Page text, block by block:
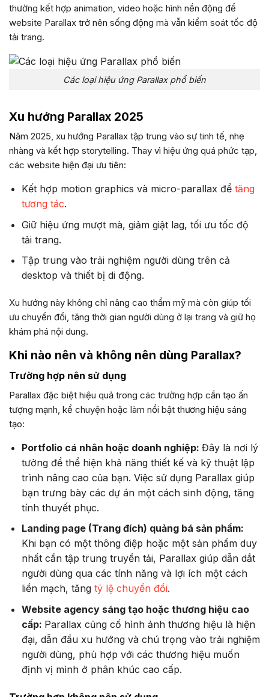
thường kết hợp animation, video hoặc hình nền động để
website Parallax trở nên sống động mà vẫn kiểm soát tốc độ
tải trang.
Các loại hiệu ứng Parallax phổ biến
Xu hướng Parallax 2025
Năm 2025, xu hướng Parallax tập trung vào sự tinh tế, nhẹ
nhàng và kết hợp storytelling. Thay vì hiệu ứng quá phức tạp,
các website hiện đại ưu tiên:
Kết hợp motion graphics và micro-parallax để tăng
tương tác.
Giữ hiệu ứng mượt mà, giảm giật lag, tối ưu tốc độ
tải trang.
Tập trung vào trải nghiệm người dùng trên cả
desktop và thiết bị di động.
Xu hướng này không chỉ nâng cao thẩm mỹ mà còn giúp tối
ưu chuyển đổi, tăng thời gian người dùng ở lại trang và giữ họ
khám phá nội dung.
Khi nào nên và không nên dùng Parallax?
Trường hợp nên sử dụng
Parallax đặc biệt hiệu quả trong các trường hợp cần tạo ấn
tượng mạnh, kể chuyện hoặc làm nổi bật thương hiệu sáng
tạo:
Portfolio cá nhân hoặc doanh nghiệp: Đây là nơi lý
tưởng để thể hiện khả năng thiết kế và kỹ thuật lập
trình nâng cao của bạn. Việc sử dụng Parallax giúp
bạn trưng bày các dự án một cách sinh động, tăng
tính thuyết phục.
Landing page (Trang đích) quảng bá sản phẩm:
Khi bạn có một thông điệp hoặc một sản phẩm duy
nhất cần tập trung truyền tải, Parallax giúp dẫn dắt
người dùng qua các tính năng và lợi ích một cách
liền mạch, tăng tỷ lệ chuyển đổi.
Website agency sáng tạo hoặc thương hiệu cao
cấp: Parallax củng cố hình ảnh thương hiệu là hiện
đại, dẫn đầu xu hướng và chú trọng vào trải nghiệm
người dùng, phù hợp với các thương hiệu muốn
định vị mình ở phân khúc cao cấp.